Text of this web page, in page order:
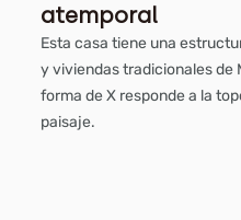
atemporal
Esta casa tiene una
y viviendas tradicionales de
forma de X responde a la
paisaje.